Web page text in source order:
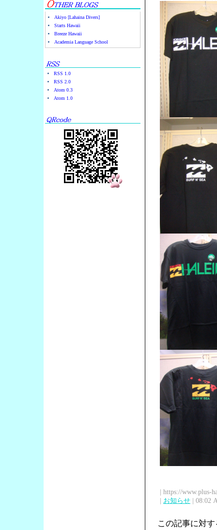
Akiyo [Lahaina Divers]
Starts Hawaii
Breeze Hawaii
Academia Language School
RSS 1.0
RSS 2.0
Atom 0.3
Atom 1.0
| https://www.plus-
| お知らせ | 08:02
この記事に対